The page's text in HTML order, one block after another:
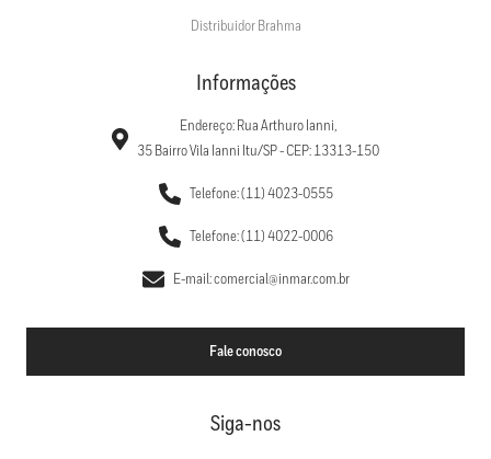
Distribuidor Brahma
Informações
Endereço: Rua Arthuro Ianni,
35 Bairro Vila Ianni Itu/SP - CEP: 13313-150
Telefone: (11) 4023-0555
Telefone: (11) 4022-0006
E-mail: comercial@inmar.com.br
Fale conosco
Siga-nos